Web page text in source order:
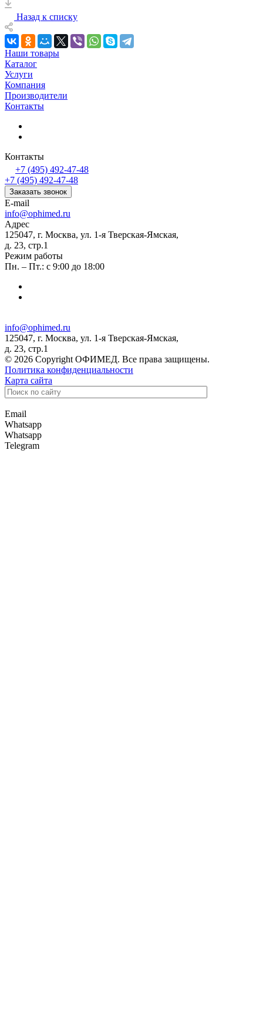
Назад к списку
Наши товары
Каталог
Услуги
Компания
Производители
Контакты
Контакты
+7 (495) 492-47-48
+7 (495) 492-47-48
Заказать звонок
E-mail
info@ophimed.ru
Адрес
125047, г. Москва, ул. 1-я Тверская-Ямская,
д. 23, стр.1
Режим работы
Пн. – Пт.: с 9:00 до 18:00
info@ophimed.ru
125047, г. Москва, ул. 1-я Тверская-Ямская,
д. 23, стр.1
© 2026 Copyright ОФИМЕД. Все права защищены.
Политика конфиденциальности
Карта сайта
Email
Whatsapp
Whatsapp
Telegram